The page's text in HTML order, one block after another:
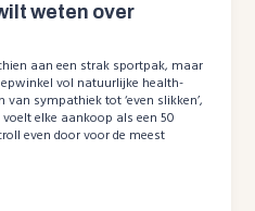
weten over
aan een strak sportpak, maar
vol natuurlijke health-
sympathiek tot ‘even slikken’,
elke aankoop als een 50
even door voor de meest